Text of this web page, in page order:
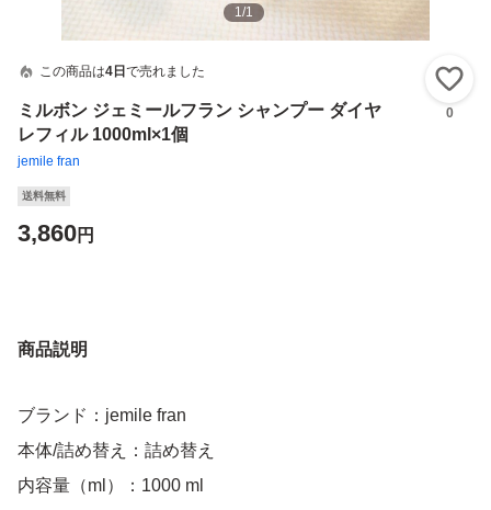
1/1
この商品は4日 で売れました
ミルボン ジェミールフラン シャンプー ダイヤ
レフィル 1000ml×1個
jemile fran
0
送料無料
3,860円
商品説明
ブランド：jemile fran
本体/詰め替え：詰め替え
内容量（ml）：1000 ml